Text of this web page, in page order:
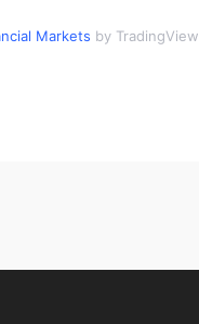
Markets by TradingView